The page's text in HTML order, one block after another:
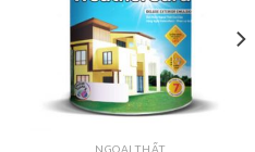
NGOẠI THẤT